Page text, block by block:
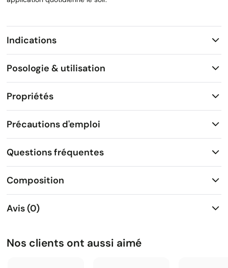
Indications
Posologie & utilisation
Propriétés
Précautions d'emploi
Questions fréquentes
Composition
Avis (0)
Nos clients ont aussi aimé